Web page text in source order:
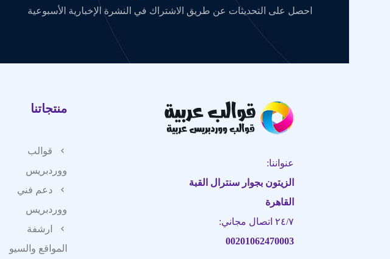
احصل على التحديثات عن طريق الاشتراك في النشرة الإخبارية الأسبوعية
عنواننا:
الزيتون بجوار سنترال القبة
القاهرة
٢٤/٧ اتصال مجاني:
00201062470003
منتجاتنا
قوالب
ووردبريس
دعم فني
ووردبريس
ارشفة
المواقع والسيو